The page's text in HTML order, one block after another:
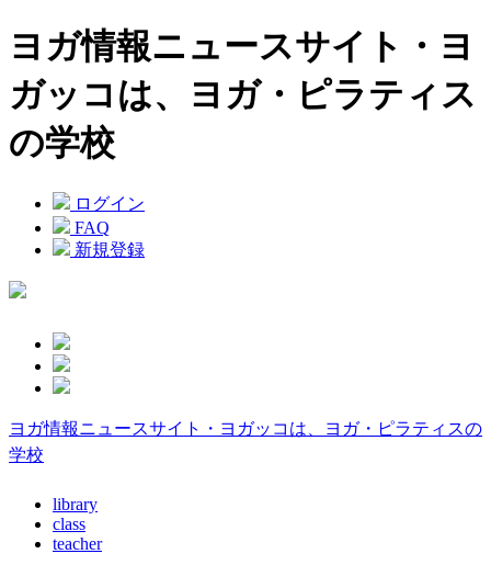
ヨガ情報ニュースサイト・ヨ
ガッコは、ヨガ・ピラティス
の学校
ログイン
FAQ
新規登録
ヨガ情報ニュースサイト・ヨガッコは、ヨガ・ピラティスの
学校
library
class
teacher